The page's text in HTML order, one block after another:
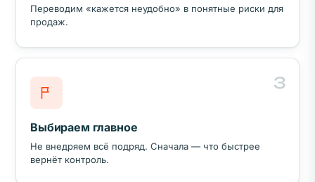
Переводим «кажется неудобно» в понятные риски для
продаж.
3
Выбираем главное
Не внедряем всё подряд. Сначала — что быстрее
вернёт контроль.